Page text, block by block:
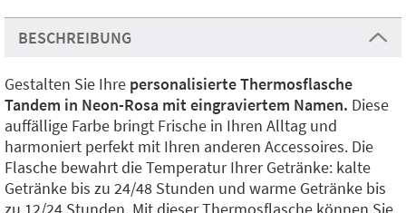
BESCHREIBUNG
Gestalten Sie Ihre personalisierte Thermosflasche
Tandem in Neon-Rosa mit eingraviertem Namen. Diese
auffällige Farbe bringt Frische in Ihren Alltag und
harmoniert perfekt mit Ihren anderen Accessoires. Die
Flasche bewahrt die Temperatur Ihrer Getränke: kalte
Getränke bis zu 24/48 Stunden und warme Getränke bis